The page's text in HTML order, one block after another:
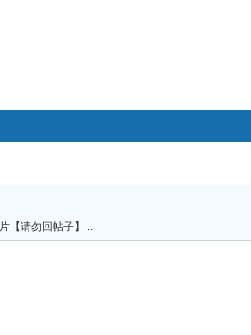
【请勿回帖子】 ..